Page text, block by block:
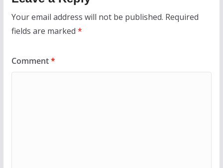
Your email address will not be published. Required
fields are marked *
Comment*